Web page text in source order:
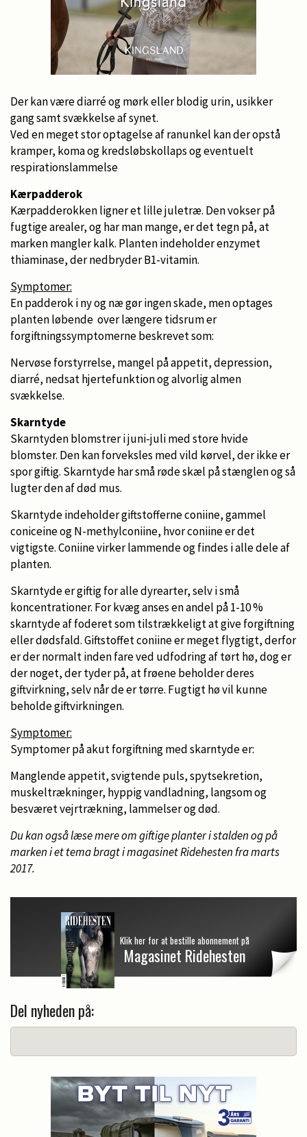
Der kan være diarré og mørk eller blodig urin, usikker
gang samt svækkelse af synet.
Ved en meget stor optagelse af ranunkel kan der opstå
kramper, koma og kredsløbskollaps og eventuelt
respirationslammelse
Kærpadderok
Kærpadderokken ligner et lille juletræ. Den vokser på
fugtige arealer, og har man mange, er det tegn på, at
marken mangler kalk. Planten indeholder enzymet
thiaminase, der nedbryder B1-vitamin.
Symptomer:
En padderok i ny og næ gør ingen skade, men optages
planten løbende over længere tidsrum er
forgiftningssymptomerne beskrevet som:
Nervøse forstyrrelse, mangel på appetit, depression,
diarré, nedsat hjertefunktion og alvorlig almen
svækkelse.
Skarntyde
Skarntyden blomstrer i juni-juli med store hvide
blomster. Den kan forveksles med vild kørvel, der ikke er
spor giftig. Skarntyde har små røde skæl på stænglen og så
lugter den af død mus.
Skarntyde indeholder giftstofferne coniine, gammel
coniceine og N-methylconiine, hvor coniine er det
vigtigste. Coniine virker lammende og findes i alle dele af
planten.
Skarntyde er giftig for alle dyrearter, selv i små
koncentrationer. For kvæg anses en andel på 1-10 %
skarntyde af foderet som tilstrækkeligt at give forgiftning
eller dødsfald. Giftstoffet coniine er meget flygtigt, derfor
er der normalt inden fare ved udfodring af tørt hø, dog er
der noget, der tyder på, at frøene beholder deres
giftvirkning, selv når de er tørre. Fugtigt hø vil kunne
beholde giftvirkningen.
Symptomer:
Symptomer på akut forgiftning med skarntyde er:
Manglende appetit, svigtende puls, spytsekretion,
muskeltrækninger, hyppig vandladning, langsom og
besværet vejrtrækning, lammelser og død.
Du kan også læse mere om giftige planter i stalden og på
marken i et tema bragt i magasinet Ridehesten fra marts
2017.
Klik her for at bestille abonnement på
Magasinet Ridehesten
Del nyheden på: